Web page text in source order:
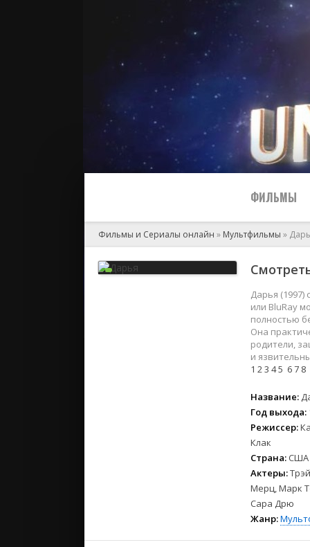
ФИЛЬМЫ
2024
2023
2022
2021
СССР
Фильмы и Сериалы онлайн » Мультфильмы »
Дарья (1997)
или BluRay
полностью
Она
родители,
и
1 23 45 67 8
Название:
Год выхода:
Режиссер:
Клак
Страна: США
Актеры:
Мерц, Марк
Сара Дрю
Жанр: